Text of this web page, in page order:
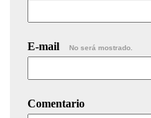
E-mail No será mostrado.
Comentario